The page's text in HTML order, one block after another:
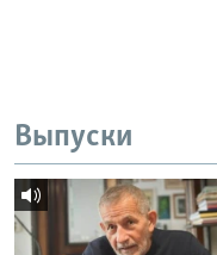
Выпуски